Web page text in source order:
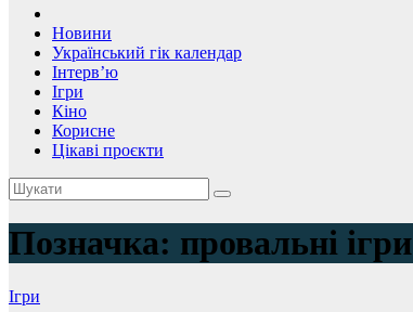
Новини
Український гік календар
Інтерв’ю
Ігри
Кіно
Корисне
Цікаві проєкти
Позначка: провальні ігри
Ігри